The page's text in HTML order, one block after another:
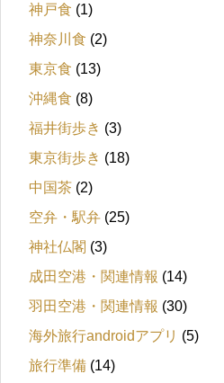
神戸食 (1)
神奈川食 (2)
東京食 (13)
沖縄食 (8)
福井街歩き (3)
東京街歩き (18)
中国茶 (2)
空弁・駅弁 (25)
神社仏閣 (3)
成田空港・関連情報 (14)
羽田空港・関連情報 (30)
海外旅行androidアプリ (5)
旅行準備 (14)